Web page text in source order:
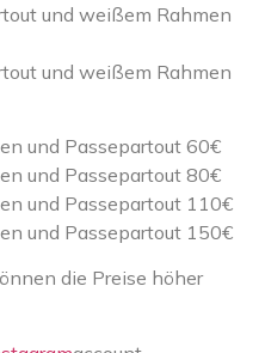
und weißem Rahmen
und weißem Rahmen
und Passepartout 60€
und Passepartout 80€
und Passepartout 110€
und Passepartout 150€
die Preise höher